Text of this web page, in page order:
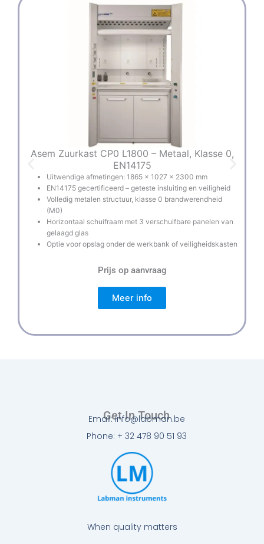
Asem Zuurkast CP0 L1800 – Metaal, Klasse 0,
EN14175
Uitwendige afmetingen: 1865 × 1027 × 2300 mm
EN14175 gecertificeerd – geteste insluiting en veiligheid
Volledig metalen structuur, klasse 0 brandwerendheid
(M0)
Horizontaal schuifraam met 3 verschuifbare panelen van
gelaagd glas
Optie voor opslag onder de werkbank of veiligheidskasten
Prijs op aanvraag
Meer info
When quality matters
Get In Touch
Email: info@labman.be
Phone: + 32 478 90 51 93